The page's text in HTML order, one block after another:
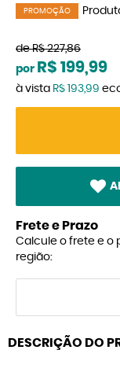
PROMOÇÃO
de R$ 227,86
por R$ 199,99
à vista R$ 193,99
Frete e Prazo
Calcule o frete e o
região:
DESCRIÇÃO DO